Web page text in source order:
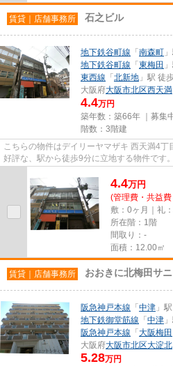
賃貸｜店舗事務所 石之ビル
地下鉄谷町線 「 南森町
地下鉄谷町線 「 東梅田
東西線 「 北新地 」駅 徒
大阪府大阪市北区西天満
4.4万円
築年数：築66年 ｜募集
階数：3階建
こちらの物件はデイリーヤマザキ 西天満4
好評な、駅から徒歩9分に立地する物件です。
4.4万円
(管理費・共益
敷：0ヶ月｜礼
所在階：1階
間取り：-
面積：12.00㎡
賃貸｜店舗事務所 おおきに北梅田サ
阪急神戸本線 「 中津 」
地下鉄御堂筋線 「 中津
阪急神戸本線 「 大阪梅田
大阪府大阪市北区大淀北
5.28万円